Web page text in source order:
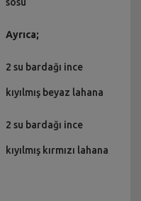
Ayrıca;
2 su bardağı ince
kıyılmış beyaz lahana
2 su bardağı ince
kıyılmış kırmızı lahana